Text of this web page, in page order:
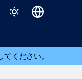
日本語
ください。